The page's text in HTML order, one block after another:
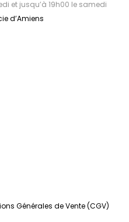
et jusqu’à 19h00 le samedi
d’Amiens
Générales de Vente (CGV)